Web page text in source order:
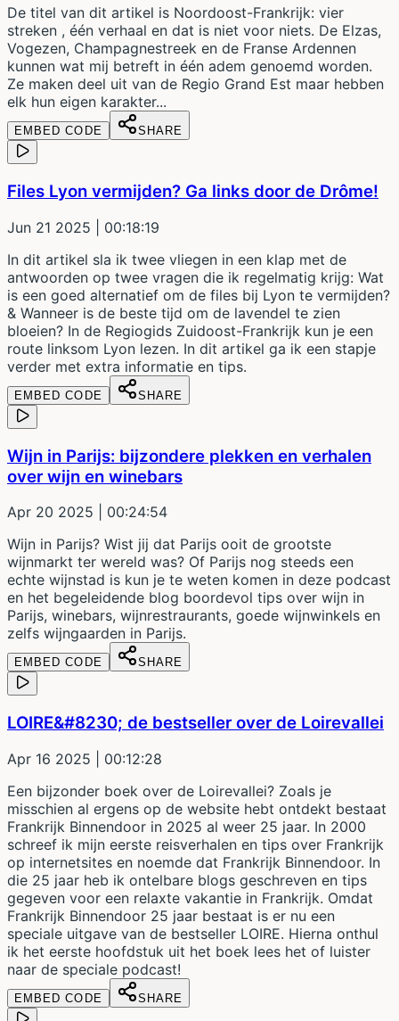
De titel van dit artikel is Noordoost-Frankrijk: vier
streken , één verhaal en dat is niet voor niets. De Elzas,
Vogezen, Champagnestreek en de Franse Ardennen
kunnen wat mij betreft in één adem genoemd worden.
Ze maken deel uit van de Regio Grand Est maar hebben
elk hun eigen karakter...
EMBED CODE SHARE
Files Lyon vermijden? Ga links door de Drôme!
Jun 21 2025 | 00:18:19
In dit artikel sla ik twee vliegen in een klap met de
antwoorden op twee vragen die ik regelmatig krijg: Wat
is een goed alternatief om de files bij Lyon te vermijden?
& Wanneer is de beste tijd om de lavendel te zien
bloeien? In de Regiogids Zuidoost-Frankrijk kun je een
route linksom Lyon lezen. In dit artikel ga ik een stapje
verder met extra informatie en tips.
EMBED CODE SHARE
Wijn in Parijs: bijzondere plekken en verhalen
over wijn en winebars
Apr 20 2025 | 00:24:54
Wijn in Parijs? Wist jij dat Parijs ooit de grootste
wijnmarkt ter wereld was? Of Parijs nog steeds een
echte wijnstad is kun je te weten komen in deze podcast
en het begeleidende blog boordevol tips over wijn in
Parijs, winebars, wijnrestraurants, goede wijnwinkels en
zelfs wijngaarden in Parijs.
EMBED CODE SHARE
LOIRE&#8230; de bestseller over de Loirevallei
Apr 16 2025 | 00:12:28
Een bijzonder boek over de Loirevallei? Zoals je
misschien al ergens op de website hebt ontdekt bestaat
Frankrijk Binnendoor in 2025 al weer 25 jaar. In 2000
schreef ik mijn eerste reisverhalen en tips over Frankrijk
op internetsites en noemde dat Frankrijk Binnendoor. In
die 25 jaar heb ik ontelbare blogs geschreven en tips
gegeven voor een relaxte vakantie in Frankrijk. Omdat
Frankrijk Binnendoor 25 jaar bestaat is er nu een
speciale uitgave van de bestseller LOIRE. Hierna onthul
ik het eerste hoofdstuk uit het boek lees het of luister
naar de speciale podcast!
EMBED CODE SHARE